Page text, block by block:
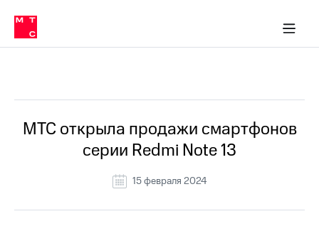
Медиа-центр
и акционерам
Устойчивое развитие
Комплаенс и деловая этика
компании
Карьера
История
компании
Руководство
в МТС
Пресс-
релизы
о технологиях
МТС открыла продажи смартфонов
серии Redmi Note 13
15 февраля 2024